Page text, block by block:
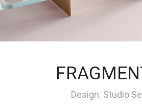
Design: Studio